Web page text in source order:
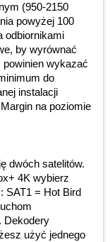
(950-2150
powyżej 100
odbiornikami
by wyrównać
powinien wykazać
do
instalacji
na poziomie
dwóch satelitów.
4K wybierz
SAT1 = Hot Bird
Dekodery
użyć jednego